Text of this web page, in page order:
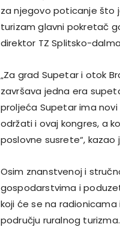
za njegovo poticanje što
turizam glavni pokretač
direktor TZ Splitsko-
„Za grad Supetar i otok
završava jedna era
proljeća Supetar ima
održati i ovaj kongres, a
poslovne susrete“,
Osim znanstvenoj i
gospodarstvima i
koji će se na
području ruralnog turizma.